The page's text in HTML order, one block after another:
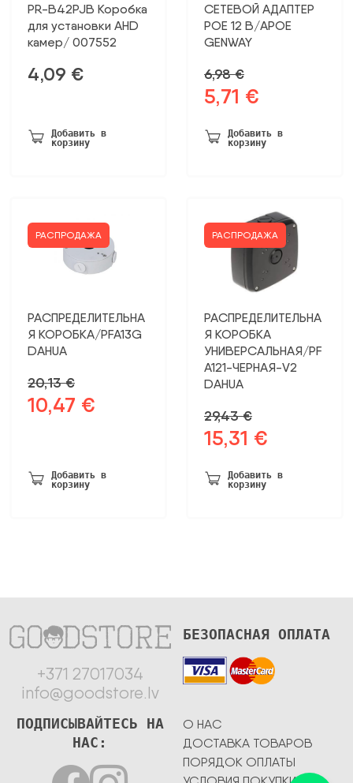
PR-B42PJB Коробка
для установки AHD
камер/ 007552
4,09 €
Добавить в
корзину
СЕТЕВОЙ АДАПТЕР
POE 12 В/APOE
GENWAY
6,98€
Первоначальная
цена
была:
6,98 €.
5,71 €
5,71 €.
Добавить в
корзину
РАСПРОДАЖА
РАСПРЕДЕЛИТЕЛЬНА
Я КОРОБКА/PFA13G
DAHUA
20,13€
Первоначальная
цена
10,47 €
Добавить в
корзину
РАСПРОДАЖА
РАСПРЕДЕЛИТЕЛЬНА
Я КОРОБКА
УНИВЕРСАЛЬНАЯ/PF
A121-ЧЕРНАЯ-V2
DAHUA
29,43€
Первоначальная
цена
была:
29,43 €.
15,31 €
15,31 €.
Добавить в
корзину
+371 27017034
info@goodstore.lv
БЕЗОПАСНАЯ ОПЛАТА
О НАС
ДОСТАВКА ТОВАРОВ
ПОРЯДОК ОПЛАТЫ
ПОДПИСЫВАЙТЕСЬ НА
НАС: